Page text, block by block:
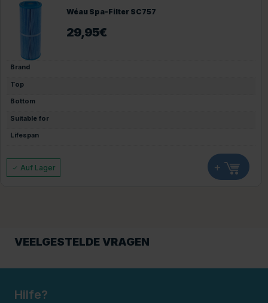
Wéau Spa-Filter SC757
29,95€
Brand
Top
Bottom
Suitable for
Lifespan
Auf Lager +
VEELGESTELDE VRAGEN
Hilfe?